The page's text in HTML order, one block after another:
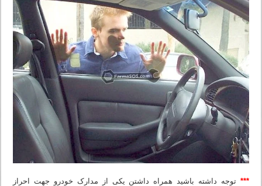
***توجه داشته باشید همراه داشتن یکی از مدارک خودرو جهت احراز